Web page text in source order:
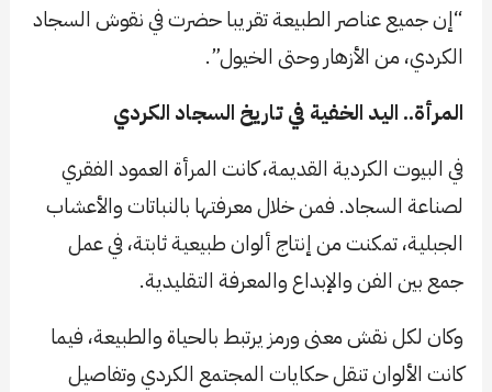
“إن جميع عناصر الطبيعة تقريبا حضرت في نقوش السجاد
الكردي، من الأزهار وحتى الخيول”.
المرأة.. اليد الخفية في تاريخ السجاد الكردي
في البيوت الكردية القديمة، كانت المرأة العمود الفقري
لصناعة السجاد. فمن خلال معرفتها بالنباتات والأعشاب
الجبلية، تمكنت من إنتاج ألوان طبيعية ثابتة، في عمل
جمع بين الفن والإبداع والمعرفة التقليدية.
وكان لكل نقش معنى ورمز يرتبط بالحياة والطبيعة، فيما
كانت الألوان تنقل حكايات المجتمع الكردي وتفاصيل